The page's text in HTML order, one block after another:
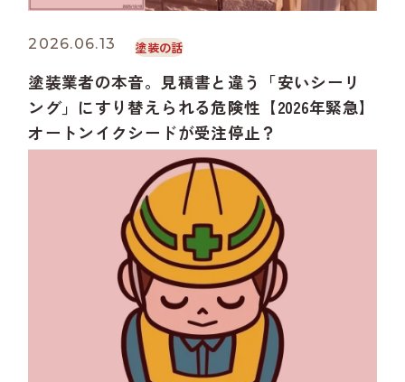
2026.06.13 塗装の話
塗装業者の本音。見積書と違う「安いシーリ
ング」にすり替えられる危険性【2026年緊急】
オートンイクシードが受注停止？